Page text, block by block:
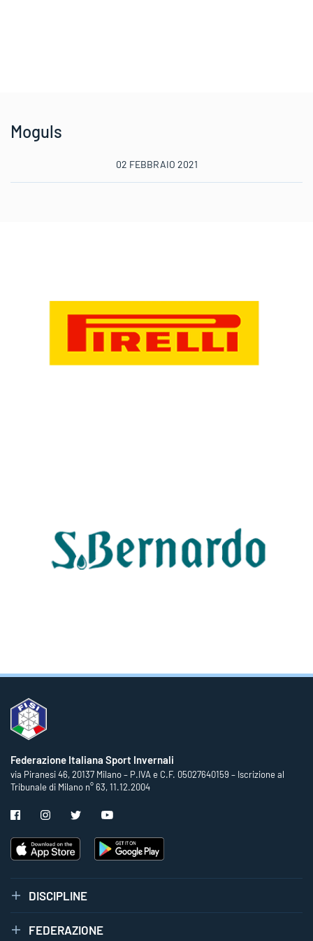
Moguls
02 FEBBRAIO 2021
Federazione Italiana Sport Invernali
via Piranesi 46, 20137 Milano – P.IVA e C.F. 05027640159 – Iscrizione al
Tribunale di Milano n° 63, 11.12.2004
DISCIPLINE
FEDERAZIONE